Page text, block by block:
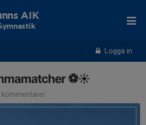
Logga in
AIK
⚽️☀️
kommentarer